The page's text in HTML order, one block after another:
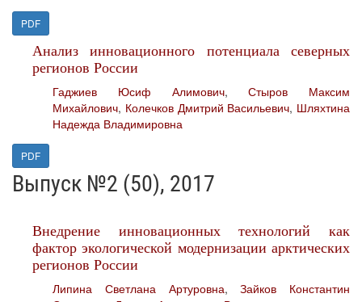
PDF
Анализ инновационного потенциала северных
регионов России
Гаджиев Юсиф Алимович,Стыров Максим
Михайлович, Колечков Дмитрий Васильевич, Шляхтина
Надежда Владимировна
PDF
Выпуск №2 (50), 2017
Внедрение инновационных технологий как
фактор экологической модернизации арктических
регионов России
Липина Светлана Артуровна,Зайков Константин